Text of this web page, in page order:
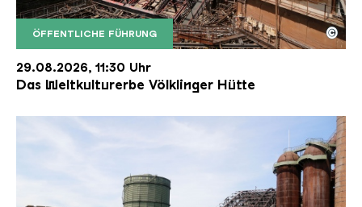
ÖFFENTLICHE FÜHRUNG
Der Erzschrägaufzug der Völklinger Hütte mit
Copyright: Weltkulturerbe Völklinger Hütte | Karl
©
29.08.2026, 11:30 Uhr
Das Weltkulturerbe Völklinger Hütte